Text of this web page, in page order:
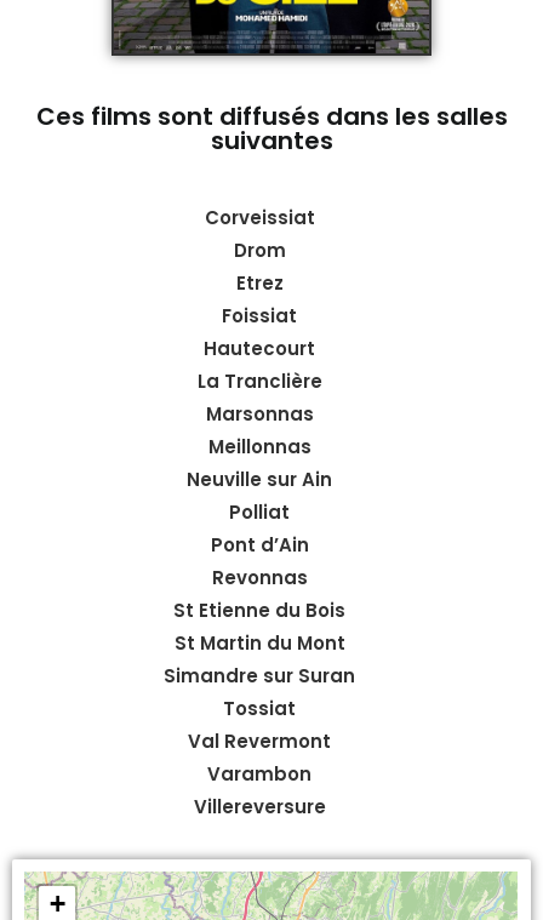
Ces films sont diffusés dans les salles
suivantes
Corveissiat
Drom
Etrez
Foissiat
Hautecourt
La Tranclière
Marsonnas
Meillonnas
Neuville sur Ain
Polliat
Pont d’Ain
Revonnas
St Etienne du Bois
St Martin du Mont
Simandre sur Suran
Tossiat
Val Revermont
Varambon
Villereversure
+